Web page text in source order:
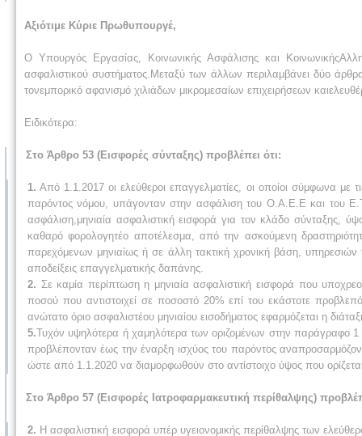
Αξιότιμε Κύριε Πρωθυπουργέ,
Ο Υπουργός Εργασίας, Κοινωνικής Ασφάλισης και
ασφαλιστικού συστήματος.Μεταξύ των άλλων περιλαμβάνει δύο
τονεμπορικό αφανισμό χιλιάδων μικρομεσαίων επιχειρήσεων
Ειδικότερα:
Στο Άρθρο 53 (Εισφορές σύνταξης) προβλέπει ότι:
1. Από 1.1.2017 οι ελεύθεροι επαγγελματίες, οι οποίοι σύμφωνα με
παρόντος νόμου, υπάγονταν στην ασφάλιση του Ο.Α.Ε.Ε και του
ασφάλιση,μηνιαία ασφαλιστική εισφορά για τον κλάδο σύνταξης,
καθαρό φορολογητέο αποτέλεσμα, από την ασκούμενη
παρεχόμενων μηνιαίως ή σε άλλη τακτική χρονική βάση, υπηρεσιών
αποδείξεις επαγγελματικής δαπάνης.
2. Σε καμία περίπτωση η μηνιαία ασφαλιστική εισφορά που
ποσού που αντιστοιχεί σε ποσοστό 20% επί του εκάστοτε
ανώτατο όριο ασφαλιστέου μηνιαίου εισοδήματος εφαρμόζεται η
5.Τυχόν υψηλότερα ή χαμηλότερα των οριζομένων στην παράγραφο
προβλέπονταν έως την έναρξη ισχύος του παρόντος
ώστε από 1.1.2020 να διαμορφωθούν στο αντίστοιχο ύψος που
Στο Άρθρο 57 (Εισφορές Ιατροφαρμακευτική περίθαλψης)
2. Η ασφαλιστική εισφορά υπέρ υγειονομικής περίθαλψης των